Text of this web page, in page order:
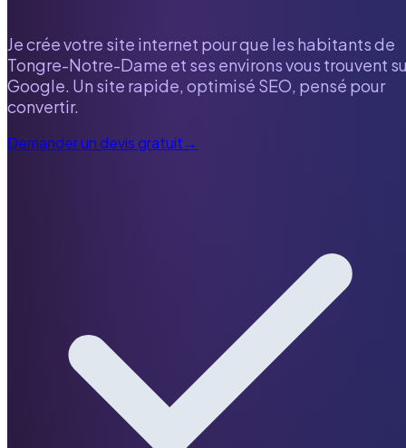
Je crée votre site internet pour que les habitants de
Tongre-Notre-Dame et ses environs vous trouvent
Google. Un site rapide, optimisé SEO, pensé pour
convertir.
Demander un devis gratuit→